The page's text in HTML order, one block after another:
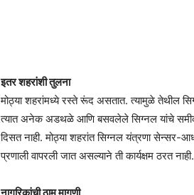
इतर शहरांशी तुलना
मोठ्या शहरांमध्ये रस्ते रूंद असतात. त्यामुळे तेथील
त्यात अनेक अडथळे आणि बसवलेले सिग्नल यांचे
दिसत नाही. मोठ्या शहरांत सिग्नल यंत्रणा
प्रणाली वापरली जात असल्याने ती कार्यक्षम ठरत नाही.